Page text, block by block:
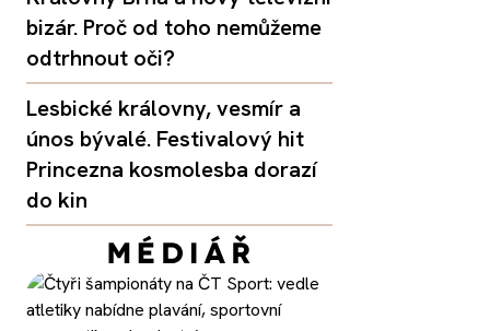
bizár. Proč od toho nemůžeme
odtrhnout oči?
Lesbické královny, vesmír a
únos bývalé. Festivalový hit
Princezna kosmolesba dorazí
do kin